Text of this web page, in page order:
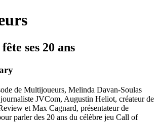
ses 20 ans
de Multijoueurs, Melinda Davan-Soulas
JVCom, Augustin Heliot, créateur de
et Max Cagnard, présentateur de
parler des 20 ans du célèbre jeu Call of